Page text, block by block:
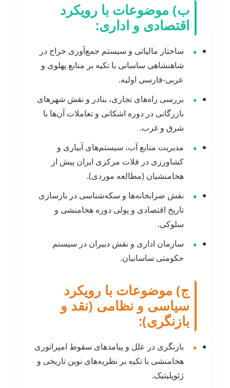
ب) موضوعات با رویکرد
اقتصادی و اداری:
•
ساختار مالیاتی و سیستم جمع‌آوری خراج در
شاهنشاهی ساسانی با تکیه بر منابع پهلوی و
عربی-فارسی اولیه.
•
بررسی راه‌های تجاری، بنادر و نقش شهرهای
بازرگانی در دوره اشکانی و تعاملات آن‌ها با
شرق و غرب.
•
مدیریت منابع آب، سیستم‌های آبیاری و
کشاورزی در فلات مرکزی ایران پیش از
هخامنشیان (مطالعه موردی).
•
نقش ضرابخانه‌ها و سکه‌شناسی در بازسازی
تاریخ اقتصادی و پولی دوره هخامنشی و
سلوکی.
•
سازمان اداری و نقش دبیران در سیستم
حکومتی ساسانیان.
ج) موضوعات با رویکرد
سیاسی و نظامی (نقد و
بازنگری):
•
بازنگری در علل و پیامدهای سقوط امپراتوری
هخامنشی با تکیه بر نظریه‌های نوین تاریخی و
ژئوپلیتیک.